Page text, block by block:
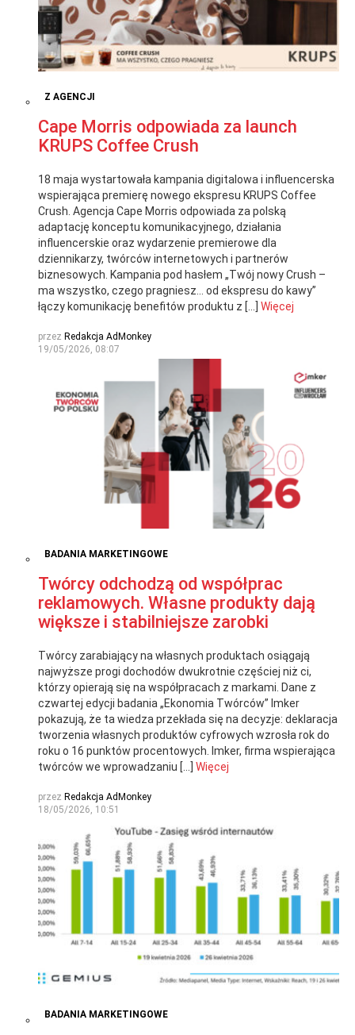
Z AGENCJI
Cape Morris odpowiada za launch
KRUPS Coffee Crush
18 maja wystartowała kampania digitalowa i influencerska
wspierająca premierę nowego ekspresu KRUPS Coffee
Crush. Agencja Cape Morris odpowiada za polską
adaptację konceptu komunikacyjnego, działania
influencerskie oraz wydarzenie premierowe dla
dziennikarzy, twórców internetowych i partnerów
biznesowych. Kampania pod hasłem „Twój nowy Crush –
ma wszystko, czego pragniesz… od ekspresu do kawy”
łączy komunikację benefitów produktu z […] Więcej
przez Redakcja AdMonkey
19/05/2026, 08:07
BADANIA MARKETINGOWE
Twórcy odchodzą od współprac
reklamowych. Własne produkty dają
większe i stabilniejsze zarobki
Twórcy zarabiający na własnych produktach osiągają
najwyższe progi dochodów dwukrotnie częściej niż ci,
którzy opierają się na współpracach z markami. Dane z
czwartej edycji badania „Ekonomia Twórców” Imker
pokazują, że ta wiedza przekłada się na decyzje: deklaracja
tworzenia własnych produktów cyfrowych wzrosła rok do
roku o 16 punktów procentowych. Imker, firma wspierająca
twórców we wprowadzaniu […] Więcej
przez Redakcja AdMonkey
18/05/2026, 10:51
BADANIA MARKETINGOWE